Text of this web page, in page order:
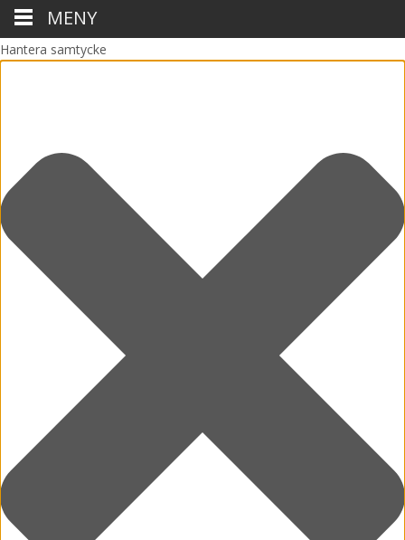
Hantera samtycke
MENY